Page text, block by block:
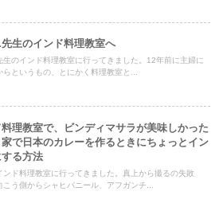
生のインド料理教室へ
生のインド料理教室に行ってきました。12年前に主婦に
らというもの、とにかく料理教室と...
理教室で、ビンディマサラが美味しかった
で日本のカレーを作るときにちょっとイン
する方法
ンド料理教室に行ってきました。真上から撮るの失敗
こう側からシャヒパニール、アフガンチ...